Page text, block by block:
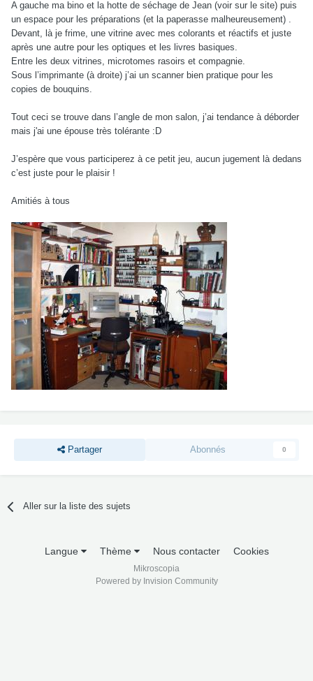
A gauche ma bino et la hotte de séchage de Jean (voir sur le site) puis
un espace pour les préparations (et la paperasse malheureusement) .
Devant, là je frime, une vitrine avec mes colorants et réactifs et juste
après une autre pour les optiques et les livres basiques.
Entre les deux vitrines, microtomes rasoirs et compagnie.
Sous l’imprimante (à droite) j’ai un scanner bien pratique pour les
copies de bouquins.
Tout ceci se trouve dans l’angle de mon salon, j’ai tendance à déborder
mais j'ai une épouse très tolérante :D
J’espère que vous participerez à ce petit jeu, aucun jugement là dedans
c’est juste pour le plaisir !
Amitiés à tous
Partager Abonnés 0
Aller sur la liste des sujets
Langue Thème Nous contacter Cookies
Mikroscopia
Powered by Invision Community